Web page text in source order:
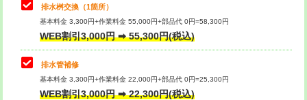
コンクリート斫り（厚さ10㎝まで）
コンクリート斫り（厚さ10㎝超え）
モルタル補修（厚さ10㎝まで）
モルタル補修（厚さ10㎝超え）
交換・取付(単水栓（壁付・デッキ
式）)
交換・取付(混合水栓（壁付・デッキ
式・ワンホール）)
16,500円+材料費
交換・取付(排水栓・排水トラップ
排水桝交換（1箇所）
基本料金 3,300円+作業料金 55,000円+部品代 0円=58,300円
WEB割引3,000円 ➡ 55,300円(税込)
排水管補修
基本料金 3,300円+作業料金 22,000円+部品代 0円=25,300円
WEB割引3,000円 ➡ 22,300円(税込)